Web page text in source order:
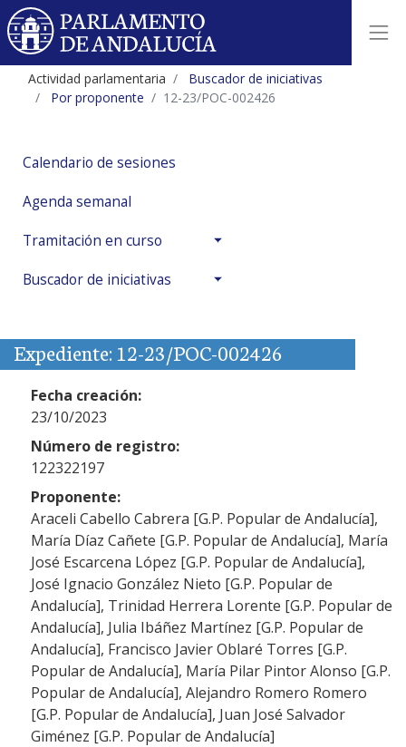
Actividad parlamentaria
Buscador de iniciativas
Por proponente
12-23/POC-002426
Calendario de sesiones
Agenda semanal
Tramitación en curso
Buscador de iniciativas
Expediente: 12-23/POC-002426
Fecha creación:
23/10/2023
Número de registro:
122322197
Proponente:
Araceli Cabello Cabrera [G.P. Popular de Andalucía],
María Díaz Cañete [G.P. Popular de Andalucía], María
José Escarcena López [G.P. Popular de Andalucía],
José Ignacio González Nieto [G.P. Popular de
Andalucía], Trinidad Herrera Lorente [G.P. Popular de
Andalucía], Julia Ibáñez Martínez [G.P. Popular de
Andalucía], Francisco Javier Oblaré Torres [G.P.
Popular de Andalucía], María Pilar Pintor Alonso [G.P.
Popular de Andalucía], Alejandro Romero Romero
[G.P. Popular de Andalucía], Juan José Salvador
Giménez [G.P. Popular de Andalucía]